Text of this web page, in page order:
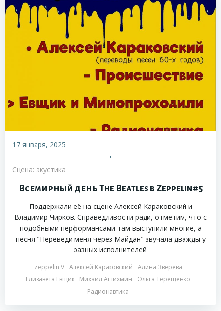
17 января, 2025
•
Сцена: акустика
Всемирный день The Beatles в Zeppelin#5
Поддержали её на сцене Алексей Караковский и
Владимир Чирков. Справедливости ради, отметим, что с
подобными перформансами там выступили многие, а
песня "Переведи меня через Майдан" звучала дважды у
разных исполнителей.
Zeppelin V Алексей Караковский
Алина Зверева
Елизавета Евщик
Михаил Ашихмин
Ольга Терещенко
Радионавтика